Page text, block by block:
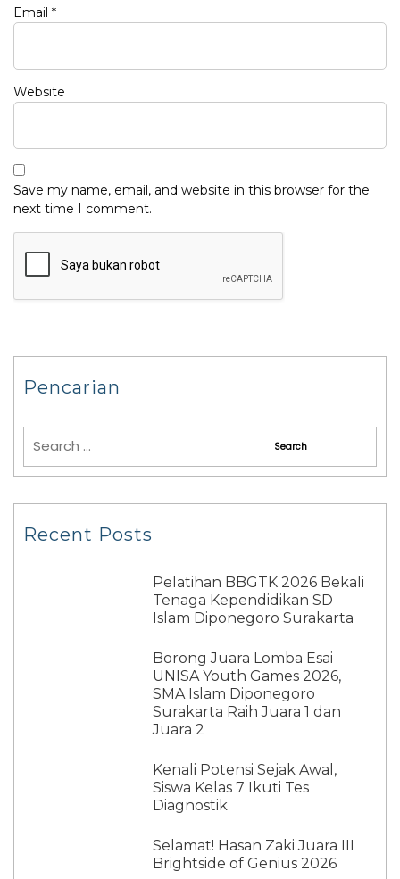
Email *
Website
Save my name, email, and website in this browser for the
next time I comment.
Pencarian
Recent Posts
Pelatihan BBGTK 2026 Bekali
Tenaga Kependidikan SD
Islam Diponegoro Surakarta
Borong Juara Lomba Esai
UNISA Youth Games 2026,
SMA Islam Diponegoro
Surakarta Raih Juara 1 dan
Juara 2
Kenali Potensi Sejak Awal,
Siswa Kelas 7 Ikuti Tes
Diagnostik
Selamat! Hasan Zaki Juara III
Brightside of Genius 2026